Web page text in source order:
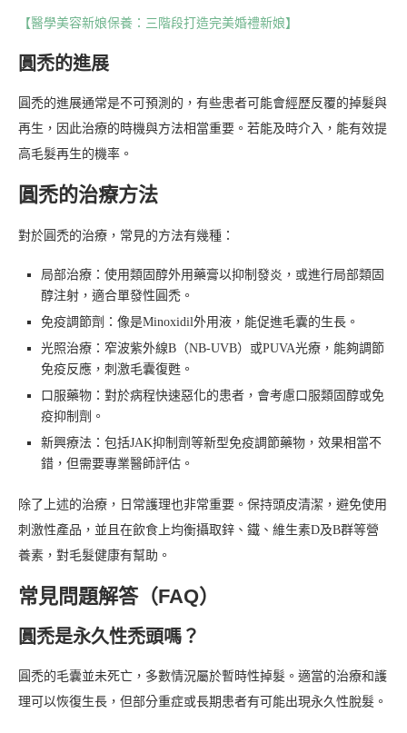
【醫學美容新娘保養：三階段打造完美婚禮新娘】
圓禿的進展
圓禿的進展通常是不可預測的，有些患者可能會經歷反覆的掉髮與
再生，因此治療的時機與方法相當重要。若能及時介入，能有效提
高毛髮再生的機率。
圓禿的治療方法
對於圓禿的治療，常見的方法有幾種：
局部治療：使用類固醇外用藥膏以抑制發炎，或進行局部類固
醇注射，適合單發性圓禿。
免疫調節劑：像是Minoxidil外用液，能促進毛囊的生長。
光照治療：窄波紫外線B（NB-UVB）或PUVA光療，能夠調節
免疫反應，刺激毛囊復甦。
口服藥物：對於病程快速惡化的患者，會考慮口服類固醇或免
疫抑制劑。
新興療法：包括JAK抑制劑等新型免疫調節藥物，效果相當不
錯，但需要專業醫師評估。
除了上述的治療，日常護理也非常重要。保持頭皮清潔，避免使用
刺激性產品，並且在飲食上均衡攝取鋅、鐵、維生素D及B群等營
養素，對毛髮健康有幫助。
常見問題解答（FAQ）
圓禿是永久性禿頭嗎？
圓禿的毛囊並未死亡，多數情況屬於暫時性掉髮。適當的治療和護
理可以恢復生長，但部分重症或長期患者有可能出現永久性脫髮。